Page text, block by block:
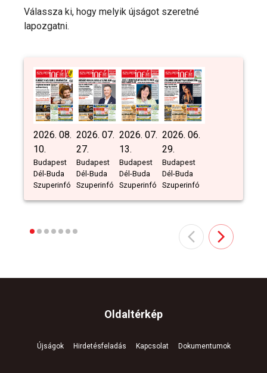
Válassza ki, hogy melyik újságot szeretné
lapozgatni.
2026. 08.
10.
Budapest
Dél-Buda
Szuperinfó
2026. 07.
27.
Budapest
Dél-Buda
Szuperinfó
2026. 07.
13.
Budapest
Dél-Buda
Szuperinfó
2026. 06.
29.
Budapest
Dél-Buda
Szuperinfó
Oldaltérkép
Újságok Hirdetésfeladás Kapcsolat Dokumentumok